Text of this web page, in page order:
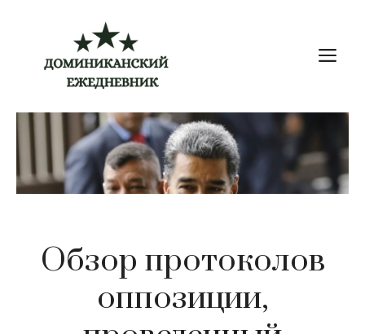
содержимому
Обзор протоколов
оппозиции,